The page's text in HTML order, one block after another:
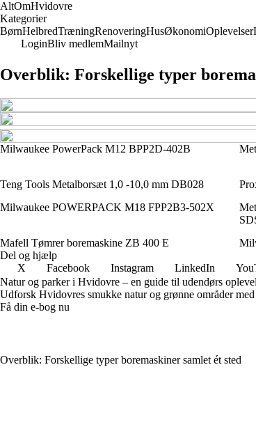
AltOmHvidovre
Kategorier
BørnHelbredTræningRenoveringHusØkonomiOplevelser
LoginBliv medlemMailnyt
Overblik: Forskellige typer
Milwaukee PowerPack M12 BPP2D-402B
Teng Tools Metalborsæt 1,0 -10,0 mm DB028
Milwaukee POWERPACK M18 FPP2B3-502X
Mafell Tømrer boremaskine ZB 400 E
Del og hjælp
X
Facebook Instagram LinkedIn
Natur og parker i Hvidovre – en guide til udendørs
Udforsk Hvidovres smukke natur og grønne områder
Få din e-bog nu
Overblik: Forskellige typer boremaskiner samlet ét sted